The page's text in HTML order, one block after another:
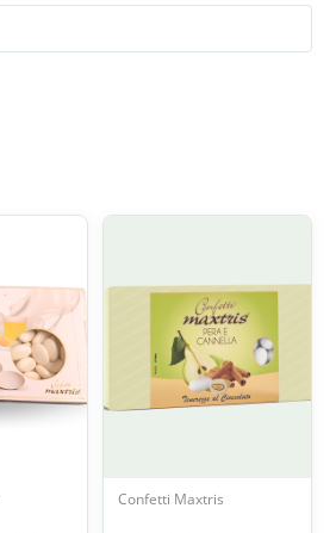
Confetti Maxtris